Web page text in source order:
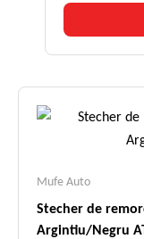
Mufe Auto
Stecher de
Argintiu/Negru